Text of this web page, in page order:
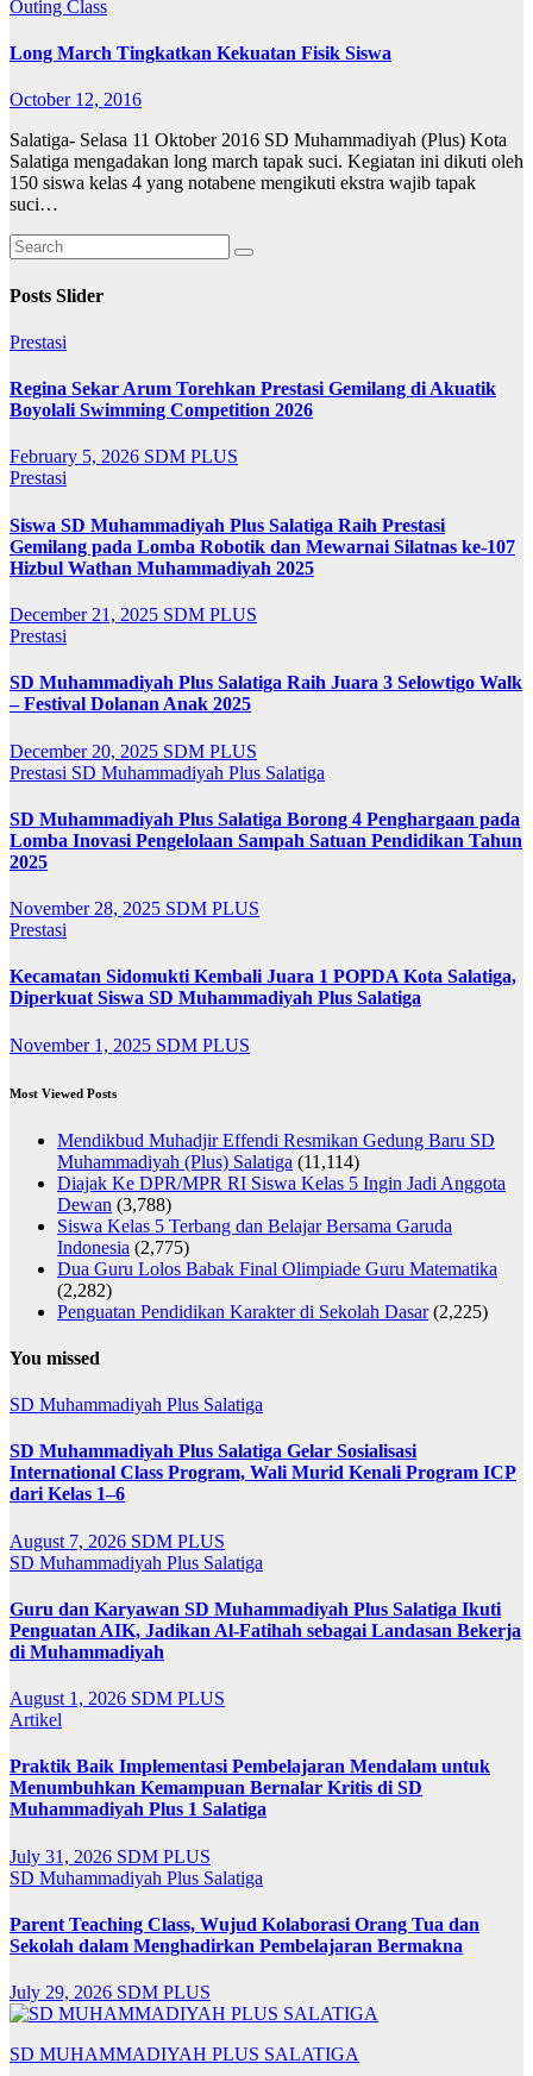
Outing Class
Long March Tingkatkan Kekuatan Fisik Siswa
October 12, 2016
Salatiga- Selasa 11 Oktober 2016 SD Muhammadiyah (Plus) Kota
Salatiga mengadakan long march tapak suci. Kegiatan ini dikuti oleh
150 siswa kelas 4 yang notabene mengikuti ekstra wajib tapak
suci…
Posts Slider
Prestasi
Regina Sekar Arum Torehkan Prestasi Gemilang di Akuatik
Boyolali Swimming Competition 2026
February 5, 2026 SDM PLUS
Prestasi
Siswa SD Muhammadiyah Plus Salatiga Raih Prestasi
Gemilang pada Lomba Robotik dan Mewarnai Silatnas ke-107
Hizbul Wathan Muhammadiyah 2025
December 21, 2025 SDM PLUS
Prestasi
SD Muhammadiyah Plus Salatiga Raih Juara 3 Selowtigo Walk
– Festival Dolanan Anak 2025
December 20, 2025 SDM PLUS
Prestasi SD Muhammadiyah Plus Salatiga
SD Muhammadiyah Plus Salatiga Borong 4 Penghargaan pada
Lomba Inovasi Pengelolaan Sampah Satuan Pendidikan Tahun
2025
November 28, 2025 SDM PLUS
Prestasi
Kecamatan Sidomukti Kembali Juara 1 POPDA Kota Salatiga,
Diperkuat Siswa SD Muhammadiyah Plus Salatiga
November 1, 2025 SDM PLUS
Most Viewed Posts
Mendikbud Muhadjir Effendi Resmikan Gedung Baru SD
Muhammadiyah (Plus) Salatiga (11,114)
Diajak Ke DPR/MPR RI Siswa Kelas 5 Ingin Jadi Anggota
Dewan (3,788)
Siswa Kelas 5 Terbang dan Belajar Bersama Garuda
Indonesia (2,775)
Dua Guru Lolos Babak Final Olimpiade Guru Matematika
(2,282)
Penguatan Pendidikan Karakter di Sekolah Dasar (2,225)
You missed
SD Muhammadiyah Plus Salatiga
SD Muhammadiyah Plus Salatiga Gelar Sosialisasi
International Class Program, Wali Murid Kenali Program ICP
dari Kelas 1–6
August 7, 2026 SDM PLUS
SD Muhammadiyah Plus Salatiga
Guru dan Karyawan SD Muhammadiyah Plus Salatiga Ikuti
Penguatan AIK, Jadikan Al-Fatihah sebagai Landasan Bekerja
di Muhammadiyah
August 1, 2026 SDM PLUS
Artikel
Praktik Baik Implementasi Pembelajaran Mendalam untuk
Menumbuhkan Kemampuan Bernalar Kritis di SD
Muhammadiyah Plus 1 Salatiga
July 31, 2026 SDM PLUS
SD Muhammadiyah Plus Salatiga
Parent Teaching Class, Wujud Kolaborasi Orang Tua dan
Sekolah dalam Menghadirkan Pembelajaran Bermakna
July 29, 2026 SDM PLUS
SD MUHAMMADIYAH PLUS SALATIGA